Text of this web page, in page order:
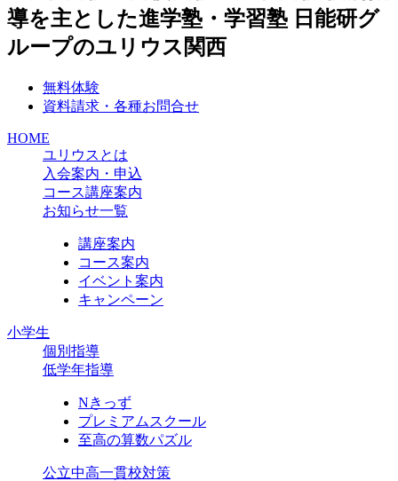
無料体験
資料請求・各種お問合せ
HOME
ユリウスとは
入会案内・申込
コース講座案内
お知らせ一覧
講座案内
コース案内
イベント案内
キャンペーン
小学生
個別指導
低学年指導
Nきっず
プレミアムスクール
至高の算数パズル
公立中高一貫校対策